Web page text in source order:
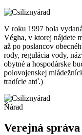
V roku 1997 bola vydaná
Végha, v ktorej nájdete
až po poslancov
rody, regulácia vody,
obytné a hospodárske
polovojenskej
tradície atď.)
Ňárad
Verejná správa